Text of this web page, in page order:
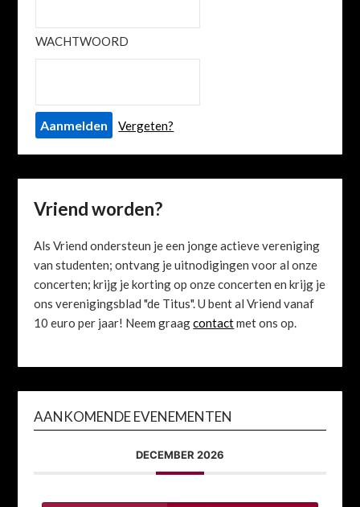
WACHTWOORD
Vergeten?
Vriend worden?
Als Vriend ondersteun je een jonge actieve vereniging
van studenten; ontvang je uitnodigingen voor al onze
concerten; krijg je korting op onze concerten en krijg je
ons verenigingsblad "de Titus". U bent al Vriend vanaf
10 euro per jaar! Neem graagcontactmet ons op.
AANKOMENDE EVENEMENTEN
DECEMBER 2026